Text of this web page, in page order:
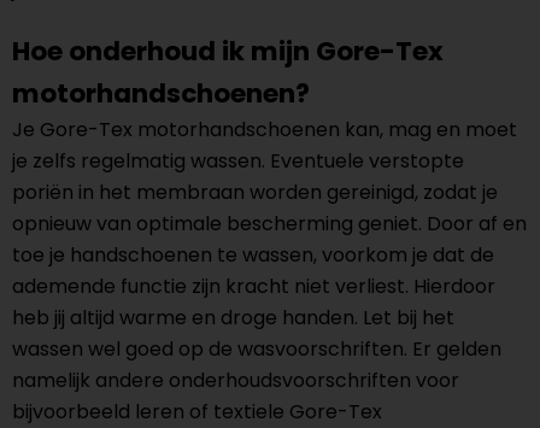
Hoe onderhoud ik mijn Gore-Tex
motorhandschoenen?
Je Gore-Tex motorhandschoenen kan, mag en moet
je zelfs regelmatig wassen. Eventuele verstopte
poriën in het membraan worden gereinigd, zodat je
opnieuw van optimale bescherming geniet. Door af en
toe je handschoenen te wassen, voorkom je dat de
ademende functie zijn kracht niet verliest. Hierdoor
heb jij altijd warme en droge handen. Let bij het
wassen wel goed op de wasvoorschriften. Er gelden
namelijk andere onderhoudsvoorschriften voor
bijvoorbeeld leren of textiele Gore-Tex